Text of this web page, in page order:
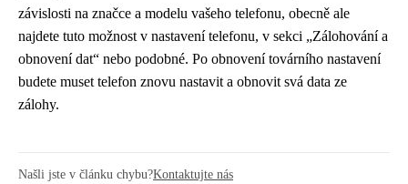
závislosti na značce a modelu vašeho telefonu, obecně ale
najdete tuto možnost v nastavení telefonu, v sekci „Zálohování a
obnovení dat“ nebo podobné. Po obnovení továrního nastavení
budete muset telefon znovu nastavit a obnovit svá data ze
zálohy.
Našli jste v článku chybu?Kontaktujte nás